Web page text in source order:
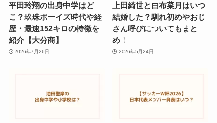
平田玲翔の出身中学はど
こ？玖珠ボーイズ時代や経
歴・最速152キロの特徴を
紹介【大分商】
2026年7月26日
上田綺世と由布菜月はいつ
結婚した？馴れ初めやおじ
さん呼びについてもまと
め！
2026年5月24日